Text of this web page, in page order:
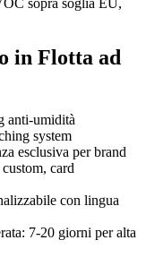
sopra soglia EU,
in Flotta ad
anti-umidità
system
esclusiva per brand
card
con lingua
7-20 giorni per alta